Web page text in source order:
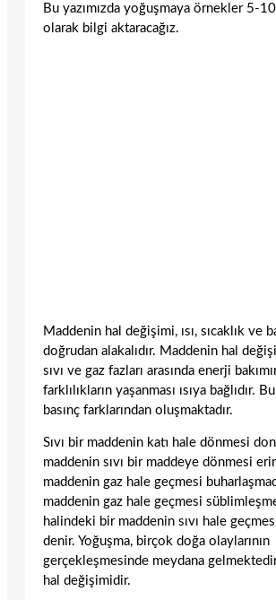
Bu yazımızda yoğuşmaya örnekler 5-
olarak bilgi aktaracağız.
Maddenin hal değişimi, ısı, sıcaklık ve
doğrudan alakalıdır. Maddenin hal
sıvı ve gaz fazları arasında enerji
farklılıkların yaşanması ısıya bağlıdır.
basınç farklarından oluşmaktadır.
Sıvı bir maddenin katı hale dönmesi
maddenin sıvı bir maddeye dönmesi
maddenin gaz hale geçmesi
maddenin gaz hale geçmesi
halindeki bir maddenin sıvı hale
denir. Yoğuşma, birçok doğa olaylarının
gerçekleşmesinde meydana
hal değişimidir.